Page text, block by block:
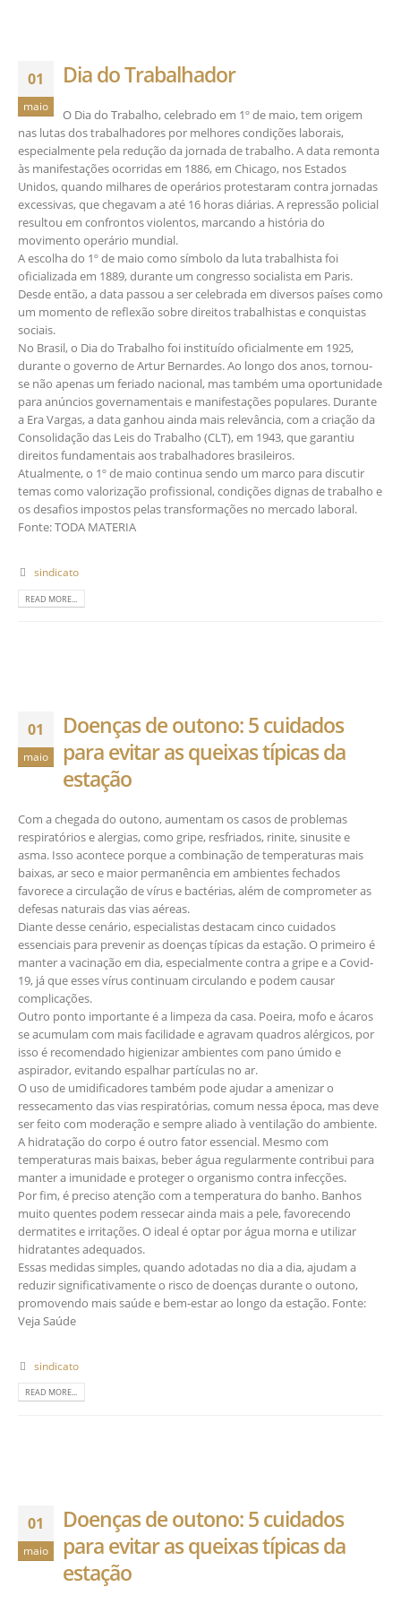
01
maio
Dia do Trabalhador
O Dia do Trabalho, celebrado em 1º de maio, tem origem
nas lutas dos trabalhadores por melhores condições laborais,
especialmente pela redução da jornada de trabalho. A data remonta
às manifestações ocorridas em 1886, em Chicago, nos Estados
Unidos, quando milhares de operários protestaram contra jornadas
excessivas, que chegavam a até 16 horas diárias. A repressão policial
resultou em confrontos violentos, marcando a história do
movimento operário mundial.
A escolha do 1º de maio como símbolo da luta trabalhista foi
oficializada em 1889, durante um congresso socialista em Paris.
Desde então, a data passou a ser celebrada em diversos países como
um momento de reflexão sobre direitos trabalhistas e conquistas
sociais.
No Brasil, o Dia do Trabalho foi instituído oficialmente em 1925,
durante o governo de Artur Bernardes. Ao longo dos anos, tornou-
se não apenas um feriado nacional, mas também uma oportunidade
para anúncios governamentais e manifestações populares. Durante
a Era Vargas, a data ganhou ainda mais relevância, com a criação da
Consolidação das Leis do Trabalho (CLT), em 1943, que garantiu
direitos fundamentais aos trabalhadores brasileiros.
Atualmente, o 1º de maio continua sendo um marco para discutir
temas como valorização profissional, condições dignas de trabalho e
os desafios impostos pelas transformações no mercado laboral.
Fonte: TODA MATERIA
sindicato
READ MORE...
01
maio
Doenças de outono: 5 cuidados
para evitar as queixas típicas da
estação
Com a chegada do outono, aumentam os casos de problemas
respiratórios e alergias, como gripe, resfriados, rinite, sinusite e
asma. Isso acontece porque a combinação de temperaturas mais
baixas, ar seco e maior permanência em ambientes fechados
favorece a circulação de vírus e bactérias, além de comprometer as
defesas naturais das vias aéreas.
Diante desse cenário, especialistas destacam cinco cuidados
essenciais para prevenir as doenças típicas da estação. O primeiro é
manter a vacinação em dia, especialmente contra a gripe e a Covid-
19, já que esses vírus continuam circulando e podem causar
complicações.
Outro ponto importante é a limpeza da casa. Poeira, mofo e ácaros
se acumulam com mais facilidade e agravam quadros alérgicos, por
isso é recomendado higienizar ambientes com pano úmido e
aspirador, evitando espalhar partículas no ar.
O uso de umidificadores também pode ajudar a amenizar o
ressecamento das vias respiratórias, comum nessa época, mas deve
ser feito com moderação e sempre aliado à ventilação do ambiente.
A hidratação do corpo é outro fator essencial. Mesmo com
temperaturas mais baixas, beber água regularmente contribui para
manter a imunidade e proteger o organismo contra infecções.
Por fim, é preciso atenção com a temperatura do banho. Banhos
muito quentes podem ressecar ainda mais a pele, favorecendo
dermatites e irritações. O ideal é optar por água morna e utilizar
hidratantes adequados.
Essas medidas simples, quando adotadas no dia a dia, ajudam a
reduzir significativamente o risco de doenças durante o outono,
promovendo mais saúde e bem-estar ao longo da estação. Fonte:
Veja Saúde
sindicato
READ MORE...
01
maio
Doenças de outono: 5 cuidados
para evitar as queixas típicas da
estação